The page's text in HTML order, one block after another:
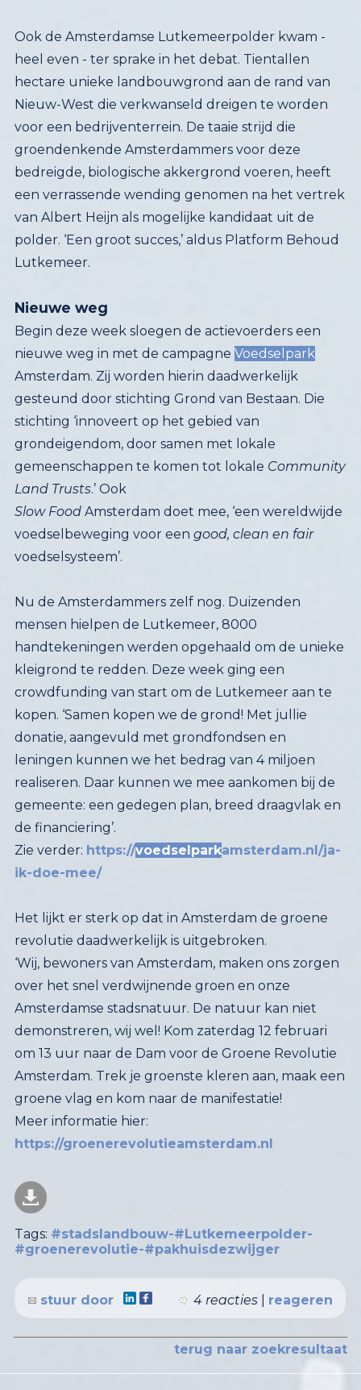
Ook de Amsterdamse Lutkemeerpolder kwam -
heel even - ter sprake in het debat. Tientallen
hectare unieke landbouwgrond aan de rand van
Nieuw-West die verkwanseld dreigen te worden
voor een bedrijventerrein. De taaie strijd die
groendenkende Amsterdammers voor deze
bedreigde, biologische akkergrond voeren, heeft
een verrassende wending genomen na het vertrek
van Albert Heijn als mogelijke kandidaat uit de
polder. ‘Een groot succes,’ aldus Platform Behoud
Lutkemeer.
Nieuwe weg
Begin deze week sloegen de actievoerders een
nieuwe weg in met de campagne Voedselpark
Amsterdam. Zij worden hierin daadwerkelijk
gesteund door stichting Grond van Bestaan. Die
stichting ‘innoveert op het gebied van
grondeigendom, door samen met lokale
gemeenschappen te komen tot lokale Community
Land Trusts.’ Ook
Slow FoodAmsterdam doet mee, ‘een wereldwijde
voedselbeweging voor een good, clean en fair
voedselsysteem’.
Nu de Amsterdammers zelf nog. Duizenden
mensen hielpen de Lutkemeer, 8000
handtekeningen werden opgehaald om de unieke
kleigrond te redden. Deze week ging een
crowdfunding van start om de Lutkemeer aan te
kopen. ‘Samen kopen we de grond! Met jullie
donatie, aangevuld met grondfondsen en
leningen kunnen we het bedrag van 4 miljoen
realiseren. Daar kunnen we mee aankomen bij de
gemeente: een gedegen plan, breed draagvlak en
de financiering’.
Zie verder: https://voedselparkamsterdam.nl/ja-
ik-doe-mee/
Het lijkt er sterk op dat in Amsterdam de groene
revolutie daadwerkelijk is uitgebroken.
‘Wij, bewoners van Amsterdam, maken ons zorgen
over het snel verdwijnende groen en onze
Amsterdamse stadsnatuur. De natuur kan niet
demonstreren, wij wel! Kom zaterdag 12 februari
om 13 uur naar de Dam voor de Groene Revolutie
Amsterdam. Trek je groenste kleren aan, maak een
groene vlag en kom naar de manifestatie!
Meer informatie hier:
https://groenerevolutieamsterdam.nl
Tags: #stadslandbouw-#Lutkemeerpolder-
#groenerevolutie-#pakhuisdezwijger
4 reacties reageren
stuur door
terug naar zoekresultaat